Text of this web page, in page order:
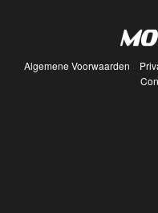
Algemene Voorwaarden